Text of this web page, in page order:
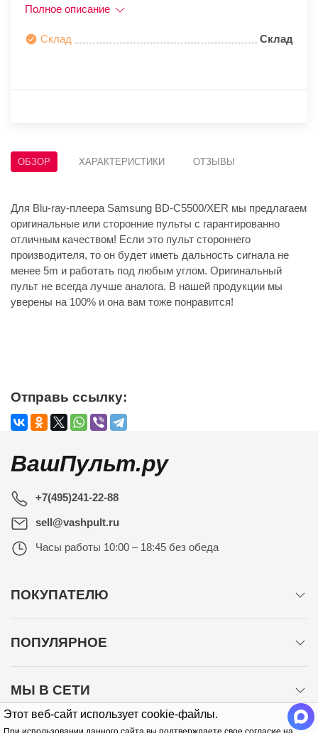
Этот веб-сайт использует cookie-файлы.
Полное описание
Склад Склад
ОБЗОР ХАРАКТЕРИСТИКИ ОТЗЫВЫ
Для Blu-ray-плеера Samsung BD-C5500/XER мы предлагаем
оригинальные или сторонние пульты с гарантированно
отличным качеством! Если это пульт стороннего
производителя, то он будет иметь дальность сигнала не
менее 5m и работать под любым углом. Оригинальный
пульт не всегда лучше аналога. В нашей продукции мы
уверены на 100% и она вам тоже понравится!
Отправь ссылку:
ВашПульт.ру
+7(495)241-22-88
sell@vashpult.ru
Часы работы 10:00 – 18:45 без обеда
ПОКУПАТЕЛЮ
ПОПУЛЯРНОЕ
МЫ В СЕТИ